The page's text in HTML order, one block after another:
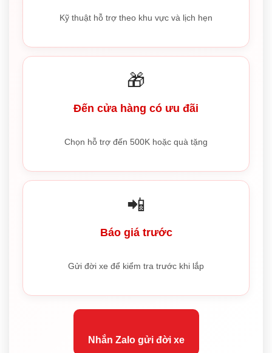
Kỹ thuật hỗ trợ theo khu vực và lịch hẹn
🎁
Đến cửa hàng có ưu đãi
Chọn hỗ trợ đến 500K hoặc quà tặng
📲
Báo giá trước
Gửi đời xe để kiểm tra trước khi lắp
Nhắn Zalo gửi đời xe